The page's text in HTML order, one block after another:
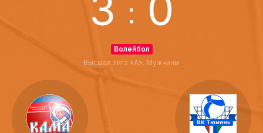
:
Волейбол
Высшая лига «А». Мужчины